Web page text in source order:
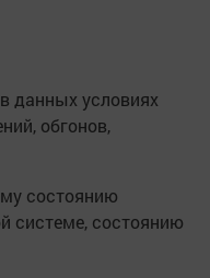
данных условиях
обгонов,
состоянию
системе, состоянию